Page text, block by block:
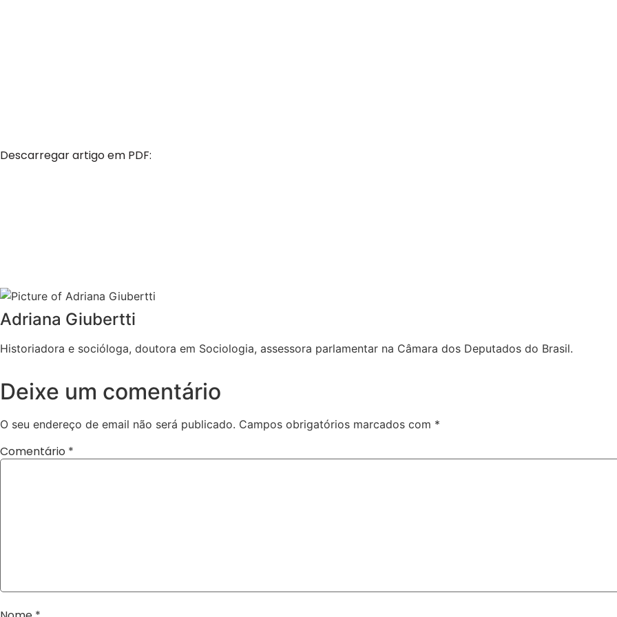
Descarregar artigo em PDF:
Adriana Giubertti
Historiadora e socióloga, doutora em Sociologia, assessora parlamentar na Câmara dos Deputados do Brasil.
Deixe um comentário
O seu endereço de email não será publicado. Campos obrigatórios marcados com *
Comentário *